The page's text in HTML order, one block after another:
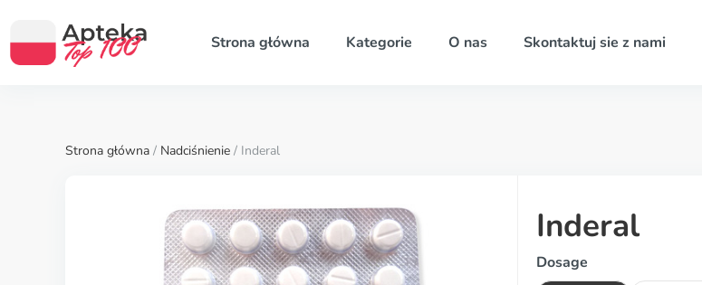
Strona główna Kategorie O nas Skontaktuj sie z nami
Strona główna / Nadciśnienie / Inderal
Inderal
Dosage